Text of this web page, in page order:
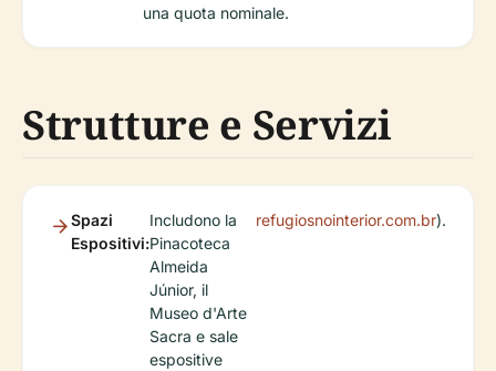
una quota nominale.
Strutture e Servizi
Spazi
Espositivi:
Includono la
Pinacoteca
Almeida
Júnior, il
Museo d'Arte
Sacra e sale
espositive
refugiosnointerior.com.br).